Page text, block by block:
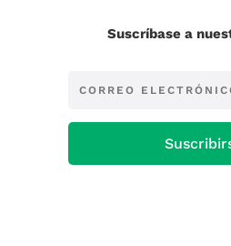
Suscríbase a